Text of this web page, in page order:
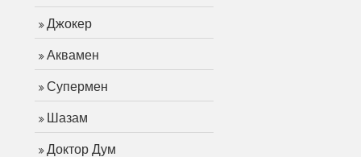
Джокер
Аквамен
Супермен
Шазам
Доктор Дум